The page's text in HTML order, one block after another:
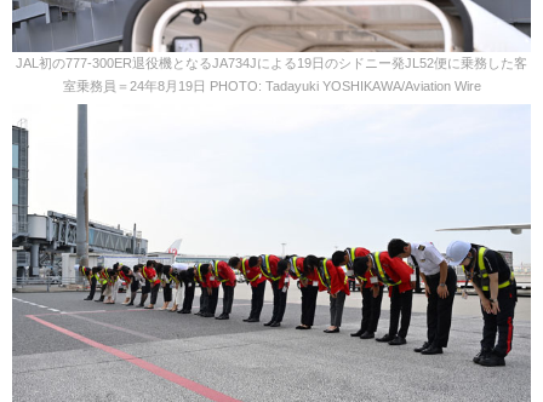
JAL初の777-300ER退役機となるJA734Jによる19日のシドニー発JL52便に乗務した客
室乗務員＝24年8月19日 PHOTO: Tadayuki YOSHIKAWA/Aviation Wire